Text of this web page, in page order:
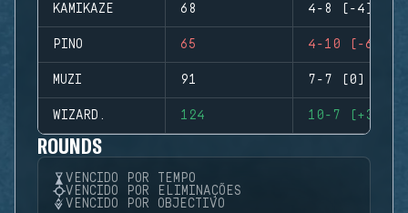
KAMIKAZE 68 4-8 (-4)
PINO 65 4-10 (-6)
MUZI 91 7-7 (0)
WIZARD. 124 10-7 (+3)
ROUNDS
VENCIDO POR TEMPO
VENCIDO POR ELIMINAÇÕES
VENCIDO POR OBJECTIVO